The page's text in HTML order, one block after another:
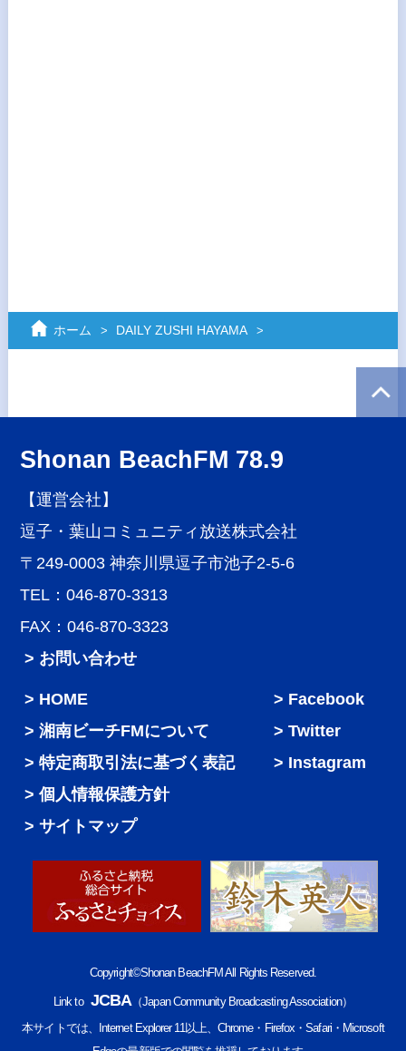
ホーム DAILY ZUSHI HAYAMA
Shonan BeachFM 78.9
【運営会社】
逗子・葉山コミュニティ放送株式会社
〒249-0003 神奈川県逗子市池子2-5-6
TEL：046-870-3313
FAX：046-870-3323
> お問い合わせ
HOME
湘南ビーチFMについて
特定商取引法に基づく表記
個人情報保護方針
サイトマップ
Facebook
Twitter
Instagram
Copyright©Shonan BeachFM All Rights Reserved.
Link to JCBA（Japan Community Broadcasting Association）
本サイトでは、Internet Explorer 11以上、Chrome・Firefox・Safari・Microsoft